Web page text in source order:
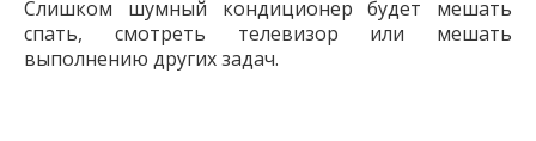
Слишком шумный кондиционер будет мешать
спать, смотреть телевизор или мешать
выполнению других задач.